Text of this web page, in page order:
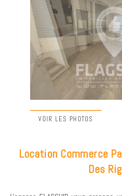
VOIR LES PHOTOS
Location Commerce
Des